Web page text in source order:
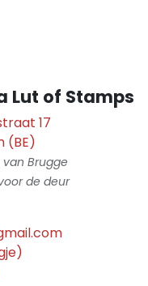
Lut of Stamps
17
(BE)
Brugge
de deur